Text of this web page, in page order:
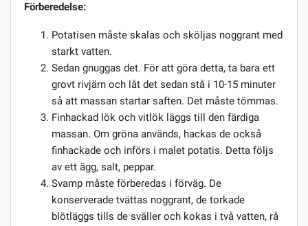
Förberedelse:
Potatisen måste skalas och sköljas noggrant med
starkt vatten.
Sedan gnuggas det. För att göra detta, ta bara ett
grovt rivjärn och låt det sedan stå i 10-15 minuter
så att massan startar saften. Det måste tömmas.
Finhackad lök och vitlök läggs till den färdiga
massan. Om gröna används, hackas de också
finhackade och införs i malet potatis. Detta följs
av ett ägg, salt, peppar.
Svamp måste förberedas i förväg. De
konserverade tvättas noggrant, de torkade
blötläggs tills de sväller och kokas i två vatten, rå